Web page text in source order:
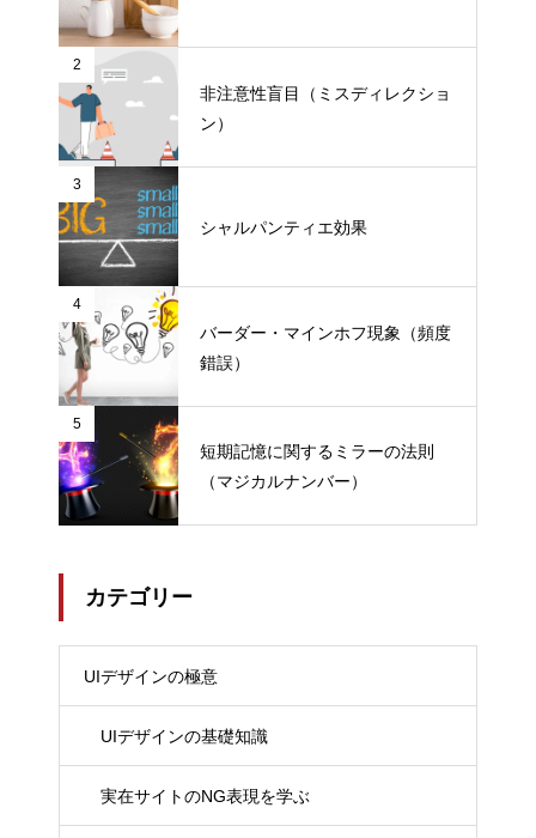
2
非注意性盲目（ミスディレクショ
ン）
3
シャルパンティエ効果
4
バーダー・マインホフ現象（頻度
錯誤）
5
短期記憶に関するミラーの法則
（マジカルナンバー）
カテゴリー
UIデザインの極意
UIデザインの基礎知識
実在サイトのNG表現を学ぶ